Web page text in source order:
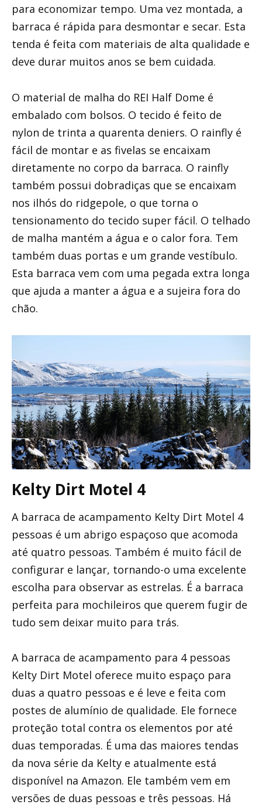
para economizar tempo. Uma vez montada, a
barraca é rápida para desmontar e secar. Esta
tenda é feita com materiais de alta qualidade e
deve durar muitos anos se bem cuidada.
O material de malha do REI Half Dome é
embalado com bolsos. O tecido é feito de
nylon de trinta a quarenta deniers. O rainfly é
fácil de montar e as fivelas se encaixam
diretamente no corpo da barraca. O rainfly
também possui dobradiças que se encaixam
nos ilhós do ridgepole, o que torna o
tensionamento do tecido super fácil. O telhado
de malha mantém a água e o calor fora. Tem
também duas portas e um grande vestíbulo.
Esta barraca vem com uma pegada extra longa
que ajuda a manter a água e a sujeira fora do
chão.
Kelty Dirt Motel 4
A barraca de acampamento Kelty Dirt Motel 4
pessoas é um abrigo espaçoso que acomoda
até quatro pessoas. Também é muito fácil de
configurar e lançar, tornando-o uma excelente
escolha para observar as estrelas. É a barraca
perfeita para mochileiros que querem fugir de
tudo sem deixar muito para trás.
A barraca de acampamento para 4 pessoas
Kelty Dirt Motel oferece muito espaço para
duas a quatro pessoas e é leve e feita com
postes de alumínio de qualidade. Ele fornece
proteção total contra os elementos por até
duas temporadas. É uma das maiores tendas
da nova série da Kelty e atualmente está
disponível na Amazon. Ele também vem em
versões de duas pessoas e três pessoas. Há